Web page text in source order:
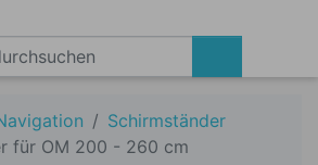
Schirmständer
für OM 200 - 260 cm